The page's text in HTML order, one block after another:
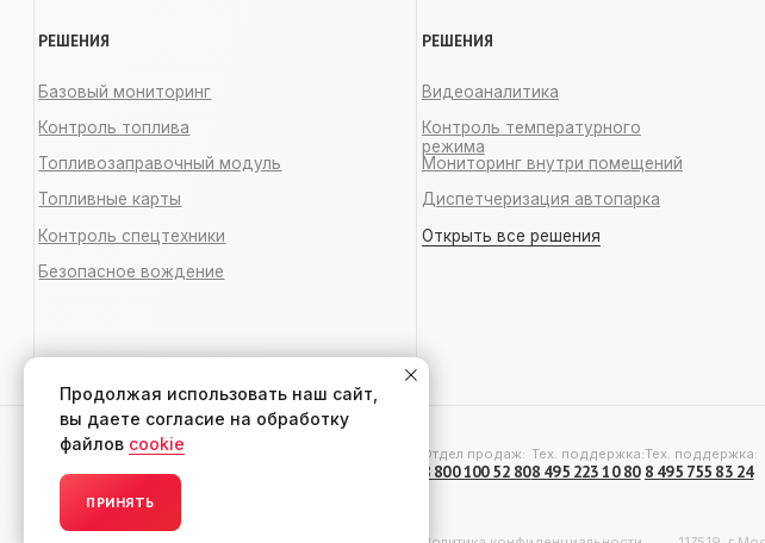
Продолжая использовать наш сайт,
вы даете согласие на обработку
файлов cookie
ПРИНЯТЬ
Политика конфиденциальности
© 2007–2026 ТЭККС — ГЛОНАСС/GPS 117519, г.Москва,